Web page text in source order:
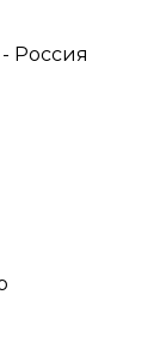
- Россия